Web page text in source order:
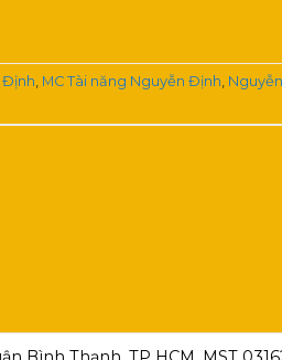
Định, MC Tài năng Nguyễn Định,